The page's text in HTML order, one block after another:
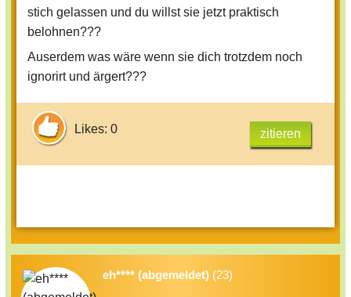
stich gelassen und du willst sie jetzt praktisch
belohnen???
Auserdem was wäre wenn sie dich trotzdem noch
ignorirt und ärgert???
Likes: 0 zitieren
eh**** (abgemeldet) (23)